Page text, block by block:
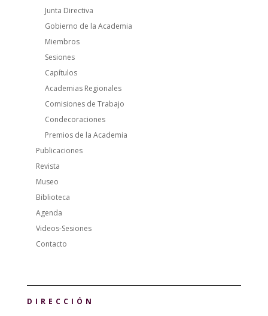
Junta Directiva
Gobierno de la Academia
Miembros
Sesiones
Capítulos
Academias Regionales
Comisiones de Trabajo
Condecoraciones
Premios de la Academia
Publicaciones
Revista
Museo
Biblioteca
Agenda
Videos-Sesiones
Contacto
DIRECCIÓN